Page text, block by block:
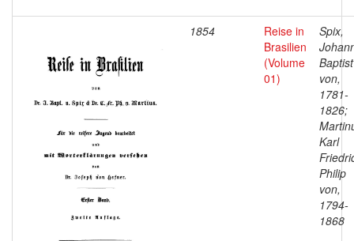
1854
Reise in
Brasilien
(Volume
01)
Spix,
Baptist
von,
1781-
1826;
Karl
Philip
von,
1794-
1868